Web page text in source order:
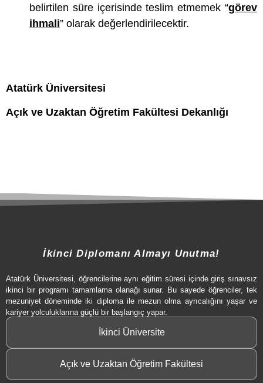
belirtilen süre içerisinde teslim etmemek “görev
ihmali” olarak değerlendirilecektir.
Atatürk Üniversitesi
Açık ve Uzaktan Öğretim Fakültesi Dekanlığı
İkinci Diplomanı Almayı Unutma!
Atatürk Üniversitesi, öğrencilerine aynı eğitim süresi içinde giriş sınavsız
ikinci bir programı tamamlama olanağı sunar. Bu sayede öğrenciler, tek
mezuniyet döneminde iki diploma ile mezun olma ayrıcalığını yaşar ve
kariyer yolculuklarına güçlü bir başlangıç yapar.
İkinci Üniversite
Açık ve Uzaktan Öğretim Fakültesi